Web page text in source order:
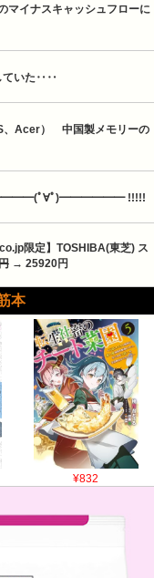
マイナスキャッシュフローに
ていた‥‥
、Acer）　中国製メモリーの
━━━━━━(ﾟ∀ﾟ)━━━━━━ !!!!!
限定】TOSHIBA(東芝) ス
→ 25920円
本
¥832